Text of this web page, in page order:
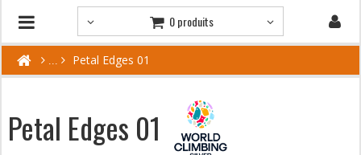
0 produits
Petal Edges 01
Petal Edges 01